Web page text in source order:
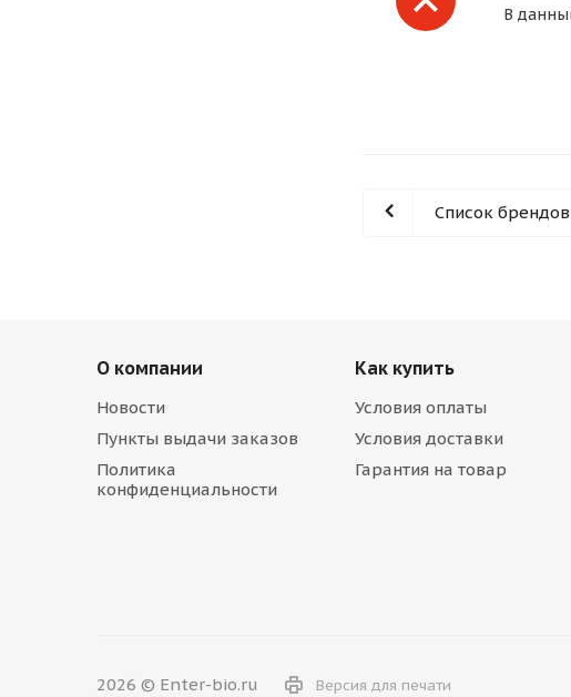
В
Список брендов
О компании
Новости
Пункты выдачи заказов
Политика
конфиденциальности
Как купить
Условия оплаты
Условия доставки
Гарантия на товар
2026 © Enter-bio.ru Версия для печати